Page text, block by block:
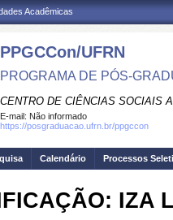
Acadêmicas
PPGCCon/UFRN
PROGRAMA DE PÓS-
CENTRO DE CIÊNCIAS SOCIAIS
E-mail: Não informado
https://posgraduacao.ufrn.br/ppgccon
Calendário Processos
IZA